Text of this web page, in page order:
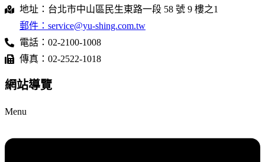
地址：台北市中山區民生東路一段 58 號 9 樓之1
郵件：service@yu-shing.com.tw
電話：02-2100-1008
傳真：02-2522-1018
網站導覽
Menu